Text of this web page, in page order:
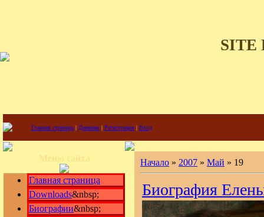
SITE
Главная страница | Дневник | Регистрация | Вход
Главная страница
Downloads&nbsp;
Биографии&nbsp;
Начало » 2007 » Май » 19
Биография